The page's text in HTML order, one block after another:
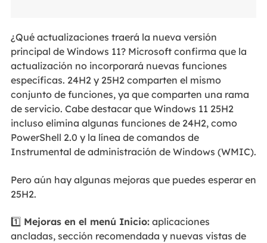
¿Qué actualizaciones traerá la nueva versión
principal de Windows 11? Microsoft confirma que la
actualización no incorporará nuevas funciones
específicas. 24H2 y 25H2 comparten el mismo
conjunto de funciones, ya que comparten una rama
de servicio. Cabe destacar que Windows 11 25H2
incluso elimina algunas funciones de 24H2, como
PowerShell 2.0 y la línea de comandos de
Instrumental de administración de Windows (WMIC).
Pero aún hay algunas mejoras que puedes esperar en
25H2.
1️⃣ Mejoras en el menú Inicio:aplicaciones
ancladas, sección recomendada y nuevas vistas de